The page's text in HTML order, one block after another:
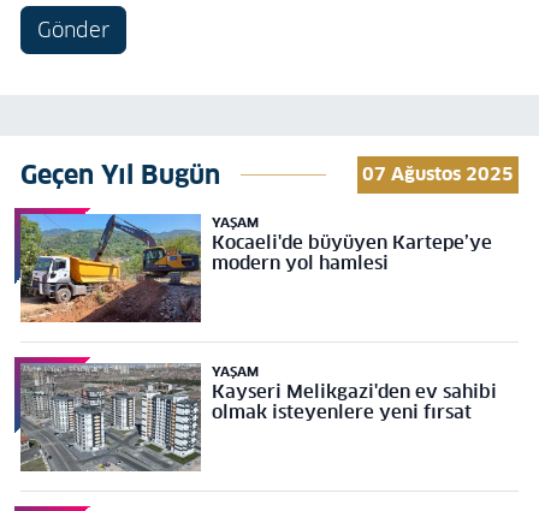
Gönder
Geçen Yıl Bugün 07 Ağustos 2025
YAŞAM
Kocaeli'de büyüyen Kartepe’ye
modern yol hamlesi
YAŞAM
Kayseri Melikgazi'den ev sahibi
olmak isteyenlere yeni fırsat